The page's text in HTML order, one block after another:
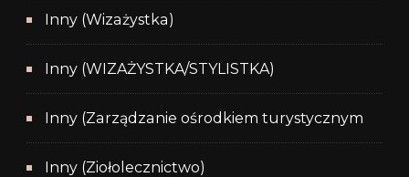
Inny (Wizażystka)
Inny (WIZAŻYSTKA/STYLISTKA)
Inny (Zarządzanie ośrodkiem turystycznym
Inny (Ziołolecznictwo)